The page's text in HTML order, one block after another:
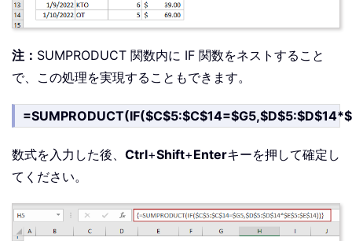
注： SUMPRODUCT 関数内に IF 関数をネストすること
で、この処理を実現することもできます。
数式を入力した後、 Ctrl+Shift+Enterキーを押して確定し
てください。